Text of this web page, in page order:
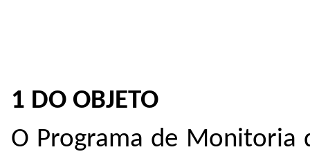
1 DO OBJETO
O Programa de Monitoria